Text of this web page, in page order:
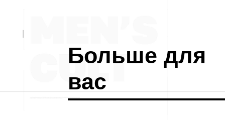
Больше для
вас